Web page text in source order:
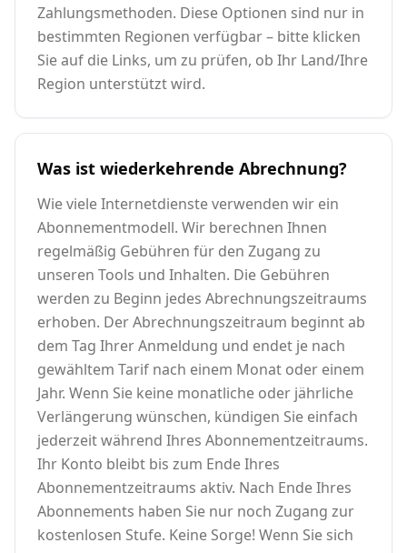
Zahlungsmethoden. Diese Optionen sind nur in
bestimmten Regionen verfügbar – bitte klicken
Sie auf die Links, um zu prüfen, ob Ihr Land/Ihre
Region unterstützt wird.
Was ist wiederkehrende Abrechnung?
Wie viele Internetdienste verwenden wir ein
Abonnementmodell. Wir berechnen Ihnen
regelmäßig Gebühren für den Zugang zu
unseren Tools und Inhalten. Die Gebühren
werden zu Beginn jedes Abrechnungszeitraums
erhoben. Der Abrechnungszeitraum beginnt ab
dem Tag Ihrer Anmeldung und endet je nach
gewähltem Tarif nach einem Monat oder einem
Jahr. Wenn Sie keine monatliche oder jährliche
Verlängerung wünschen, kündigen Sie einfach
jederzeit während Ihres Abonnementzeitraums.
Ihr Konto bleibt bis zum Ende Ihres
Abonnementzeitraums aktiv. Nach Ende Ihres
Abonnements haben Sie nur noch Zugang zur
kostenlosen Stufe. Keine Sorge! Wenn Sie sich